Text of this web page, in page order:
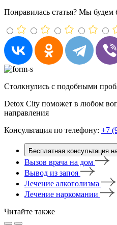
Понравилась статья? Мы будем
Столкнулись с подобными
Detox City поможет в любом
направления
Консультация по телефону: +7
Бесплатная консультация
Вызов врача на дом
Вывод из запоя
Лечение алкоголизма
Лечение наркомании
Читайте также